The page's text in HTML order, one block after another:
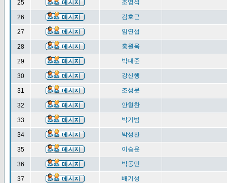
25 조영석
26 김호근
27 임연섭
28 홍원욱
29 박대준
30 강신행
31 조성문
32 안형찬
33 박기범
34 박성찬
35 이승윤
36 박동민
37 배기성